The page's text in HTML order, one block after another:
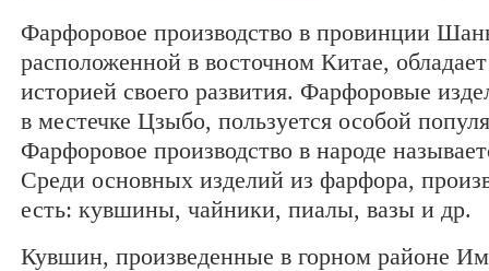
Фарфоровое производство в провинции
расположенной в восточном Китае,
историей своего развития. Фарфоровые
в местечке Цзыбо, пользуется особой
Фарфоровое производство в народе
Среди основных изделий из фарфора,
есть: кувшины, чайники, пиалы, вазы и др.
Кувшин, произведенные в горном районе